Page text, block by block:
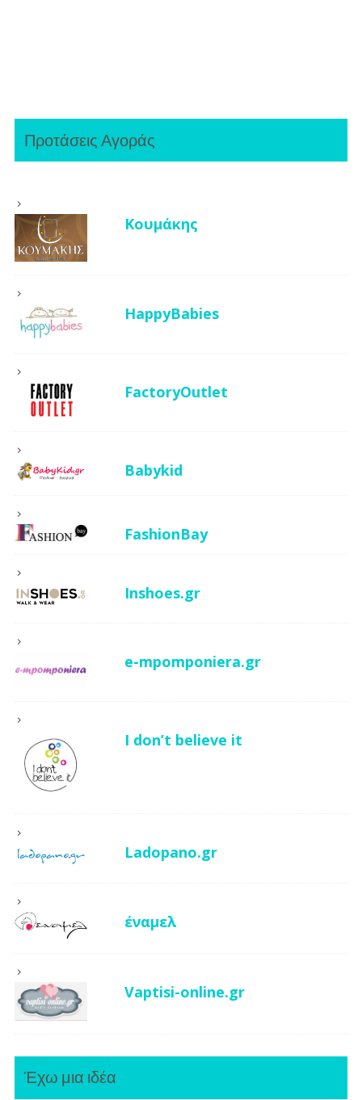
Προτάσεις Αγοράς
Κουμάκης
HappyBabies
FactoryOutlet
Babykid
FashionBay
Inshoes.gr
e-mpomponiera.gr
I don’t believe it
Ladopano.gr
έναμελ
Vaptisi-online.gr
Έχω μια ιδέα